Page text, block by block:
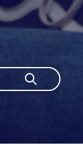
Search